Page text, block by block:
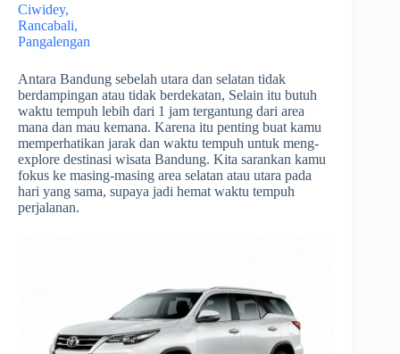
Ciwidey,
Rancabali,
Pangalengan
Antara Bandung sebelah utara dan selatan tidak
berdampingan atau tidak berdekatan, Selain itu butuh
waktu tempuh lebih dari 1 jam tergantung dari area
mana dan mau kemana. Karena itu penting buat kamu
memperhatikan jarak dan waktu tempuh untuk meng-
explore destinasi wisata Bandung. Kita sarankan kamu
fokus ke masing-masing area selatan atau utara pada
hari yang sama, supaya jadi hemat waktu tempuh
perjalanan.